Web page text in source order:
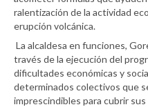
ralentización de la actividad
erupción volcánica.
La alcaldesa en funciones,
través de la ejecución del
dificultades económicas y
determinados colectivos que
imprescindibles para cubrir